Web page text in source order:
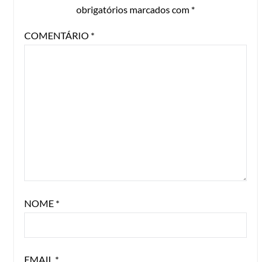
obrigatórios marcados com *
COMENTÁRIO *
NOME *
EMAIL *